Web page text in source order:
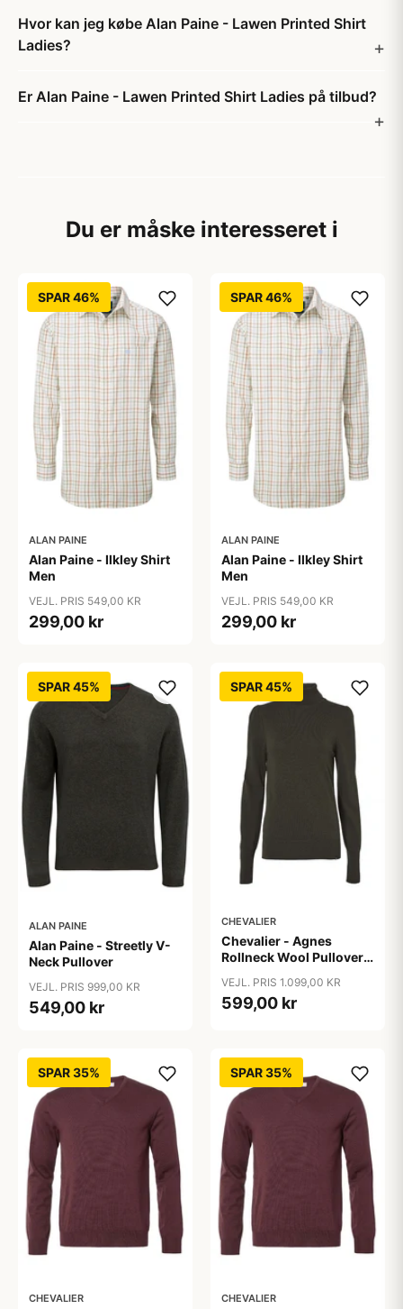
Hvor kan jeg købe Alan Paine - Lawen Printed Shirt
Ladies?
Er Alan Paine - Lawen Printed Shirt Ladies på tilbud?
Du er måske interesseret i
SPAR 46%
ALAN PAINE
Alan Paine - Ilkley Shirt
Men
VEJL. PRIS 549,00 KR
299,00 kr
SPAR 46%
ALAN PAINE
Alan Paine - Ilkley Shirt
Men
VEJL. PRIS 549,00 KR
299,00 kr
SPAR 45%
ALAN PAINE
Alan Paine - Streetly V-
Neck Pullover
VEJL. PRIS 999,00 KR
549,00 kr
SPAR 45%
CHEVALIER
Chevalier - Agnes
Rollneck Wool Pullover
VEJL. PRIS 1.099,00 KR
599,00 kr
SPAR 35%
CHEVALIER
SPAR 35%
CHEVALIER